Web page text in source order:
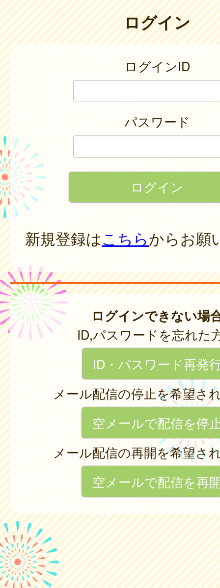
ログイン
ログインID
パスワード
新規登録はこちらからお願
ログインできない場
ID,パスワードを忘れた
ID・パスワード再発
メール配信の停止を希望さ
空メールで配信を停
メール配信の再開を希望さ
空メールで配信を再